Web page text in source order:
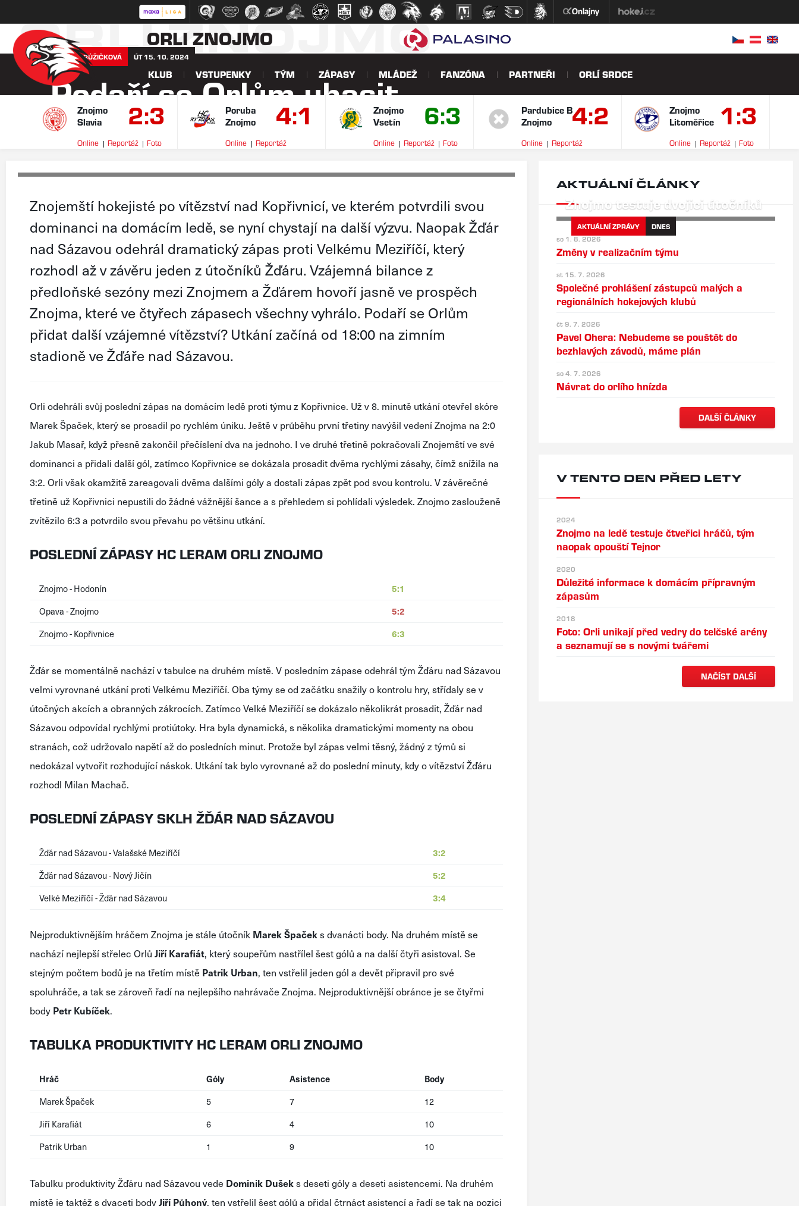
ORLI ZNOJMO
ORLI ZNOJMO
KLUB VSTUPENKY TÝM ZÁPASY MLÁDEŽ FANZÓNA PARTNEŘI ORLÍ SRDCE
Znojmo
Slavia
2:3
Online Reportáž Foto
Poruba
Znojmo
4:1
Online Reportáž
Znojmo
Vsetín
6:3
Online Reportáž Foto
Pardubice B
Znojmo
4:2
Online
Reportáž
Znojmo
Litoměřice 1:3
Online Reportáž Foto
NIKOLA RŮŽIČKOVÁ ÚT 15. 10. 2024
Podaří se Orlům uhasit
žďárské Plameny?
Znojemští hokejisté po vítězství nad Kopřivnicí, ve kterém potvrdili svou
dominanci na domácím ledě, se nyní chystají na další výzvu. Naopak Žďár
nad Sázavou odehrál dramatický zápas proti Velkému Meziříčí, který
rozhodl až v závěru jeden z útočníků Žďáru. Vzájemná bilance z
předloňské sezóny mezi Znojmem a Žďárem hovoří jasně ve prospěch
Znojma, které ve čtyřech zápasech všechny vyhrálo. Podaří se Orlům
přidat další vzájemné vítězství? Utkání začíná od 18:00 na zimním
stadioně ve Žďáře nad Sázavou.
Orli odehráli svůj poslední zápas na domácím ledě proti týmu z Kopřivnice. Už v 8. minutě utkání otevřel skóre
Marek Špaček, který se prosadil po rychlém úniku. Ještě v průběhu první třetiny navýšil vedení Znojma na 2:0
Jakub Masař, když přesně zakončil přečíslení dva na jednoho. I ve druhé třetině pokračovali Znojemští ve své
dominanci a přidali další gól, zatímco Kopřivnice se dokázala prosadit dvěma rychlými zásahy, čímž snížila na
3:2. Orli však okamžitě zareagovali dvěma dalšími góly a dostali zápas zpět pod svou kontrolu. V závěrečné
třetině už Kopřivnici nepustili do žádné vážnější šance a s přehledem si pohlídali výsledek. Znojmo zaslouženě
zvítězilo 6:3 a potvrdilo svou převahu po většinu utkání.
POSLEDNÍ ZÁPASY HC LERAM ORLI ZNOJMO
Znojmo - Hodonín
5:1
Opava - Znojmo
5:2
Znojmo - Kopřivnice
6:3
Žďár se momentálně nachází v tabulce na druhém místě. V posledním zápase odehrál tým Žďáru nad Sázavou
velmi vyrovnané utkání proti Velkému Meziříčí. Oba týmy se od začátku snažily o kontrolu hry, střídaly se v
útočných akcích a obranných zákrocích. Zatímco Velké Meziříčí se dokázalo několikrát prosadit, Žďár nad
Sázavou odpovídal rychlými protiútoky. Hra byla dynamická, s několika dramatickými momenty na obou
stranách, což udržovalo napětí až do posledních minut. Protože byl zápas velmi těsný, žádný z týmů si
nedokázal vytvořit rozhodující náskok. Utkání tak bylo vyrovnané až do poslední minuty, kdy o vítězství Žďáru
rozhodl Milan Machač.
POSLEDNÍ ZÁPASY SKLH ŽĎÁR NAD SÁZAVOU
Žďár nad Sázavou - Valašské Meziříčí
3:2
Žďár nad Sázavou - Nový Jičín
5:2
Velké Meziříčí - Žďár nad Sázavou
3:4
Nejproduktivnějším hráčem Znojma je stále útočník MarekŠpačeks dvanácti body. Na druhém místě se
nachází nejlepší střelec Orlů Jiří Karafiát, který soupeřům nastřílel šest gólů a na další čtyři asistoval. Se
stejným počtem bodů je na třetím místě Patrik Urban, ten vstřelil jeden gól a devět připravil pro své
spoluhráče, a tak se zároveň řadí na nejlepšího nahrávače Znojma. Nejproduktivnější obránce je se čtyřmi
body Petr Kubíček.
TABULKA PRODUKTIVITY HC LERAM ORLI ZNOJMO
Hráč Góly Asistence
Body
Marek Špaček
5 7
12
Jiří Karafiát
6 4
10
Patrik Urban
1 9 10
Tabulku produktivity Žďáru nad Sázavou vede Dominik Dušeks deseti góly a deseti asistencemi. Na druhém
místě je taktéž s dvaceti bodyJiří Půhoný, ten vstřelil šest gólů a přidal čtrnáct asistencí a řadí se tak na pozici
AKTUÁLNÍ ČLÁNKY
AKTUÁLNÍ ZPRÁVY DNES
Znojmo testuje dvojici útočníků
so 1. 8. 2026
Změny v realizačním týmu
st 15. 7. 2026
Společné prohlášení zástupců malých a
regionálních hokejových klubů
čt 9. 7. 2026
Pavel Ohera: Nebudeme se pouštět do
bezhlavých závodů, máme plán
so 4. 7. 2026
Návrat do orlího hnízda
DALŠÍ ČLÁNKY
V TENTO DEN PŘED LETY
2024
Znojmo na ledě testuje čtveřici hráčů, tým
naopak opouští Tejnor
2020
Důležité informace k domácím přípravným
zápasům
2018
Foto: Orli unikají před vedry do telčské arény
a seznamují se s novými tvářemi
NAČÍST DALŠÍ